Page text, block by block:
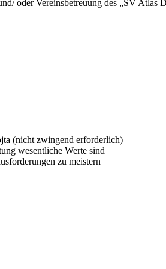
oder Vereinsbetreuung des „SV Atlas
(nicht zwingend erforderlich)
wesentliche Werte sind
zu meistern